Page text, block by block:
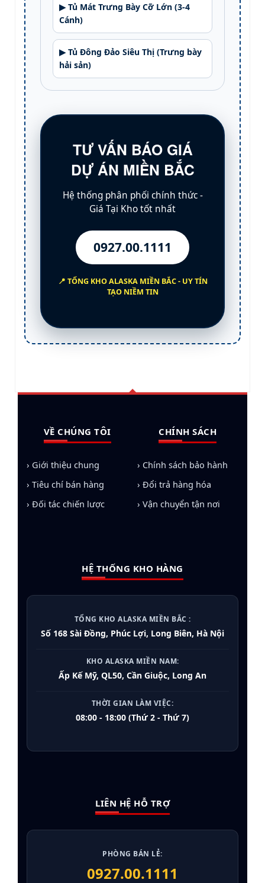
▶ Tủ Mát Trưng Bày Cỡ Lớn (3-4
Cánh)
▶ Tủ Đông Đảo Siêu Thị (Trưng bày
hải sản)
TƯ VẤN BÁO GIÁ
DỰ ÁN MIỀN BẮC
Hệ thống phân phối chính thức -
Giá Tại Khotốt nhất
0927.00.1111
📍 TỔNG KHOALASKA MIỀN BẮC- UY TÍN
TẠO NIỀM TIN
VỀ CHÚNG TÔI
› Giới thiệu chung
› Tiêu chí bán hàng
› Đối tác chiến lược
CHÍNH SÁCH
› Chính sách bảo hành
› Đổi trả hàng hóa
› Vận chuyển tận nơi
HỆ THỐNG KHO HÀNG
TỔNG KHO ALASKA MIỀN BẮC :
Số 168 Sài Đồng, Phúc Lợi, Long Biên, Hà Nội
KHO ALASKA MIỀN NAM:
Ấp Kế Mỹ, QL50, Cần Giuộc, Long An
THỜI GIAN LÀM VIỆC:
08:00 - 18:00 (Thứ 2 - Thứ 7)
LIÊN HỆ HỖ TRỢ
PHÒNG BÁN LẺ:
0927.00.1111